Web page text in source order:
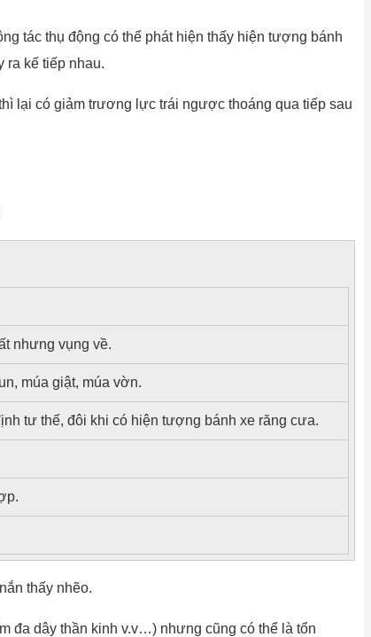
tác thụ động có thể phát hiện thấy hiện tượng bánh
ra kế tiếp nhau.
lại có giảm trương lực trái ngược thoáng qua tiếp sau
nhưng vụng về.
múa giật, múa vờn.
tư thế, đôi khi có hiện tượng bánh xe răng cưa.
thấy nhẽo.
đa dây thần kinh v.v…) nhưng cũng có thể là tổn